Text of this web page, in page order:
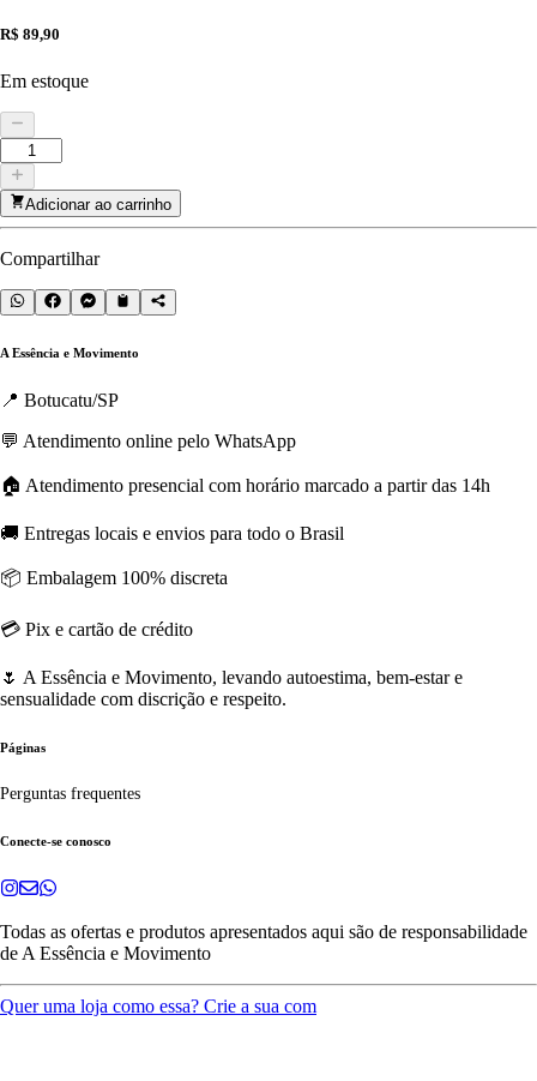
R$ 89,90
Em estoque
Adicionar ao carrinho
Compartilhar
A Essência e Movimento
📍 Botucatu/SP
💬 Atendimento online pelo WhatsApp
🏠 Atendimento presencial com horário marcado a partir das 14h
🚚 Entregas locais e envios para todo o Brasil
📦 Embalagem 100% discreta
💳 Pix e cartão de crédito
🌷 A Essência e Movimento, levando autoestima, bem-estar e
sensualidade com discrição e respeito.
Páginas
Perguntas frequentes
Conecte-se conosco
Todas as ofertas e produtos apresentados aqui são de responsabilidade
de A Essência e Movimento
Quer uma loja como essa? Crie a sua com